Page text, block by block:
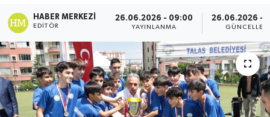
HABER MERKEZI
EDITÖR
26.06.2026 - 09:00
YAYINLANMA
26.06.2026 -